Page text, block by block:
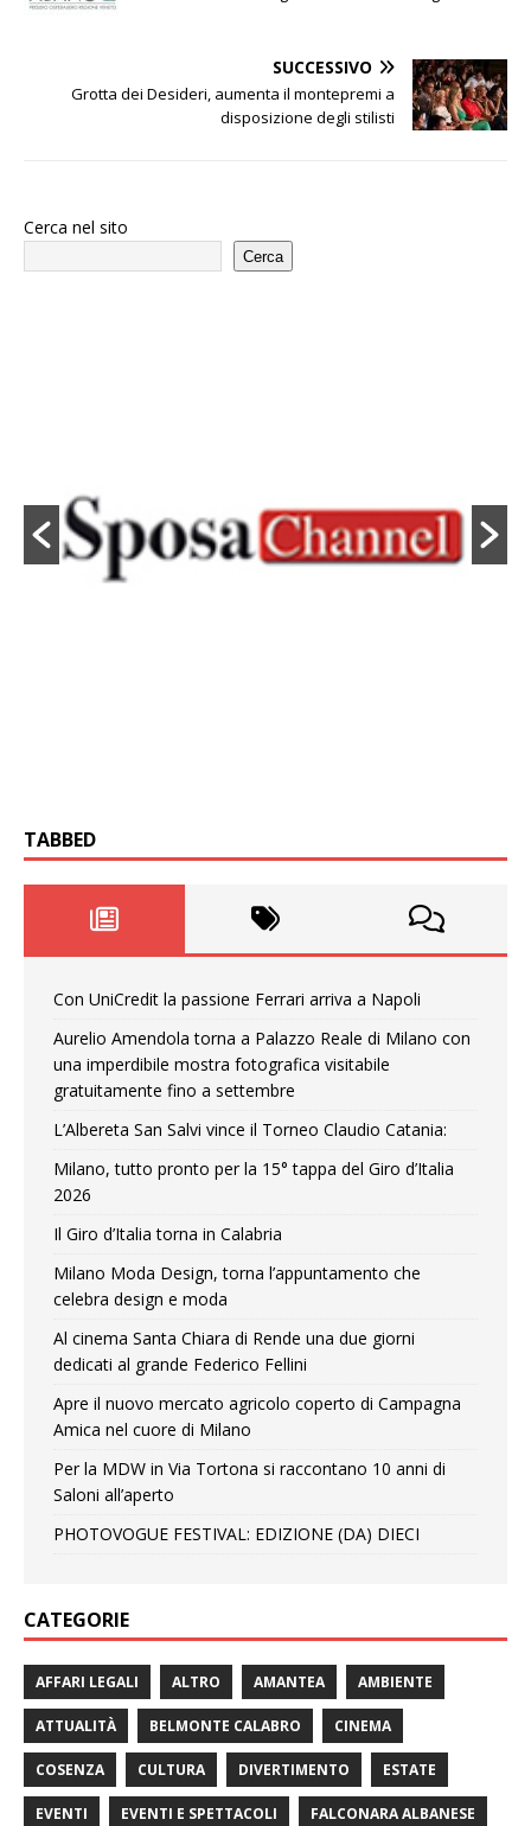
SUCCESSIVO
Grotta dei Desideri, aumenta il montepremi a
disposizione degli stilisti
Cerca nel sito
Cerca
TABBED
Con UniCredit la passione Ferrari arriva a Napoli
Aurelio Amendola torna a Palazzo Reale di Milano con
una imperdibile mostra fotografica visitabile
gratuitamente fino a settembre
L’Albereta San Salvi vince il Torneo Claudio Catania:
Milano, tutto pronto per la 15° tappa del Giro d’Italia
2026
Il Giro d’Italia torna in Calabria
Milano Moda Design, torna l’appuntamento che
celebra design e moda
Al cinema Santa Chiara di Rende una due giorni
dedicati al grande Federico Fellini
Apre il nuovo mercato agricolo coperto di Campagna
Amica nel cuore di Milano
Per la MDW in Via Tortona si raccontano 10 anni di
Saloni all’aperto
PHOTOVOGUE FESTIVAL: EDIZIONE (DA) DIECI
CATEGORIE
AFFARI LEGALI ALTRO AMANTEA AMBIENTE
ATTUALITÀ BELMONTE CALABRO CINEMA
COSENZA CULTURA DIVERTIMENTO ESTATE
EVENTI EVENTI E SPETTACOLI FALCONARA ALBANESE